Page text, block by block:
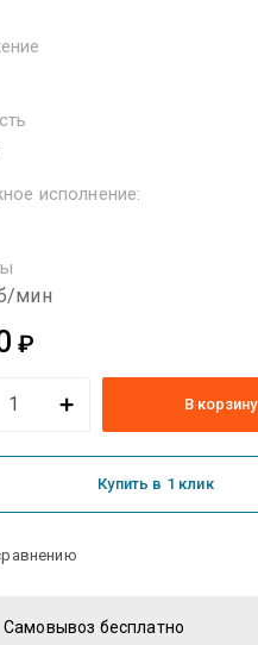
исполнение:
мин
₽
В корзину
Купить в 1 клик
Самовывоз бесплатно